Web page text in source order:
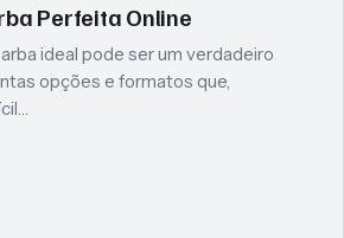
Perfeita Online
ideal pode ser um verdadeiro
opções e formatos que,